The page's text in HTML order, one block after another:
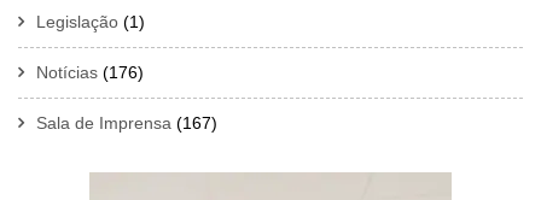
Legislação (1)
Notícias (176)
Sala de Imprensa (167)